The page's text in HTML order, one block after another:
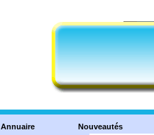
Annuaire Nouveautés